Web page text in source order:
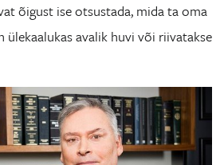
õigust ise otsustada, mida ta oma
ülekaalukas avalik huvi või riivatakse